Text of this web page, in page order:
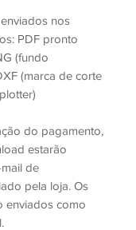
nos
PDF pronto
(fundo
(marca de corte
do pagamento,
estarão
de
pela loja. Os
enviados como